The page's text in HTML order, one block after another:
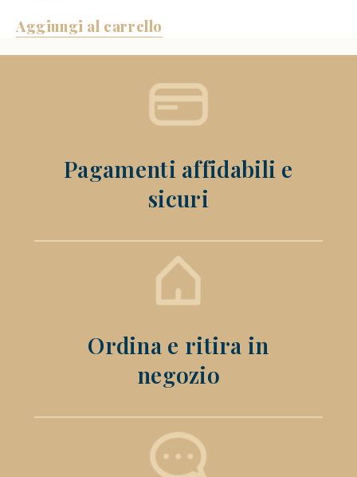
Aggiungi al carrello
Pagamenti affidabili e
sicuri
Ordina e ritira in
negozio